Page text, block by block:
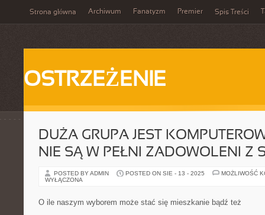
Strona główna Archiwum Fanatyzm Premier Spis Treści
OSTRZEŻENIE
DUŻA GRUPA JEST
NIE SĄ W PEŁNI ZADOWOLENI Z
POSTED BY ADMIN POSTED ON SIE - 13 - 2025
MOŻLIWOŚĆ
WYŁĄCZONA
O ile naszym wyborem może stać się mieszkanie bądź też